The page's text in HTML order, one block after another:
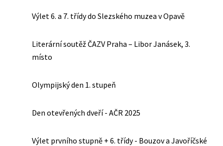
Výlet 6. a 7. třídy do Slezského muzea v Opavě
Literární soutěž ČAZV Praha – Libor Janásek, 3.
místo
Olympijský den 1. stupeň
Den otevřených dveří - AČR 2025
Výlet prvního stupně + 6. třídy - Bouzov a Javoříčské